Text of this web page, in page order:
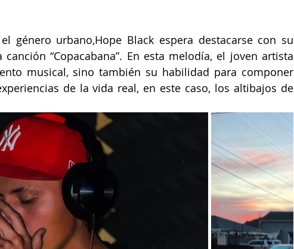
género urbano,Hope Black espera destacarse con su
canción “Copacabana”. En esta melodía, el joven artista
musical, sino también su habilidad para componer
de la vida real, en este caso, los altibajos de